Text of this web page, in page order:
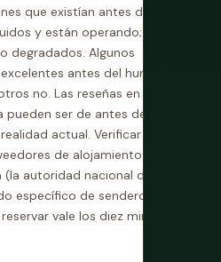
que existían antes de
y están operando; otros
degradados. Algunos
antes del huracán
no. Las reseñas en
ser de antes de 2017
actual. Verificar
de alojamiento y
autoridad nacional de
específico de senderos e
vale los diez minutos